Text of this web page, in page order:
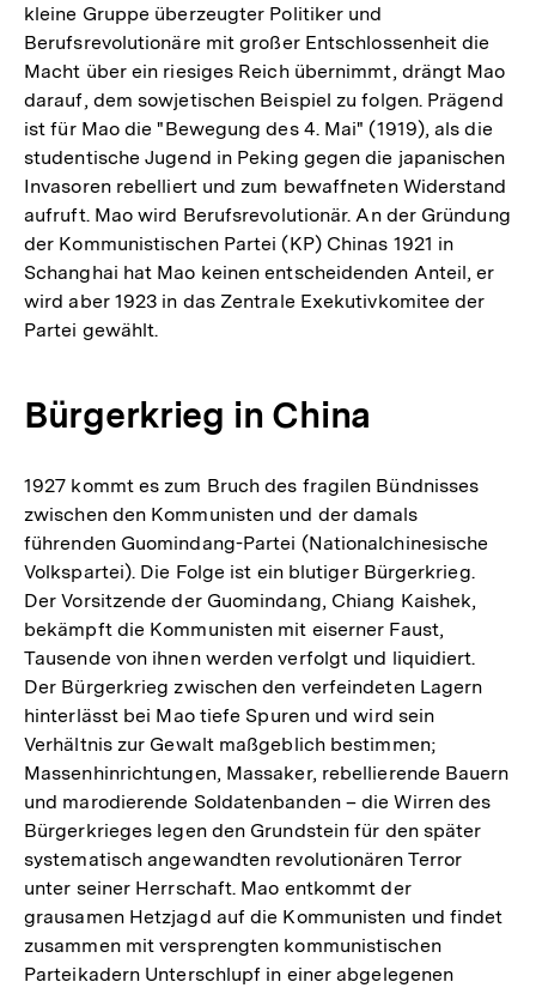
kleine Gruppe überzeugter Politiker und
Berufsrevolutionäre mit großer Entschlossenheit die
Macht über ein riesiges Reich übernimmt, drängt Mao
darauf, dem sowjetischen Beispiel zu folgen. Prägend
ist für Mao die "Bewegung des 4. Mai" (1919), als die
studentische Jugend in Peking gegen die japanischen
Invasoren rebelliert und zum bewaffneten Widerstand
aufruft. Mao wird Berufsrevolutionär. An der Gründung
der Kommunistischen Partei (KP) Chinas 1921 in
Schanghai hat Mao keinen entscheidenden Anteil, er
wird aber 1923 in das Zentrale Exekutivkomitee der
Partei gewählt.
Bürgerkrieg in China
1927 kommt es zum Bruch des fragilen Bündnisses
zwischen den Kommunisten und der damals
führenden Guomindang-Partei (Nationalchinesische
Volkspartei). Die Folge ist ein blutiger Bürgerkrieg.
Der Vorsitzende der Guomindang, Chiang Kaishek,
bekämpft die Kommunisten mit eiserner Faust,
Tausende von ihnen werden verfolgt und liquidiert.
Der Bürgerkrieg zwischen den verfeindeten Lagern
hinterlässt bei Mao tiefe Spuren und wird sein
Verhältnis zur Gewalt maßgeblich bestimmen;
Massenhinrichtungen, Massaker, rebellierende Bauern
und marodierende Soldatenbanden – die Wirren des
Bürgerkrieges legen den Grundstein für den später
systematisch angewandten revolutionären Terror
unter seiner Herrschaft. Mao entkommt der
grausamen Hetzjagd auf die Kommunisten und findet
zusammen mit versprengten kommunistischen
Parteikadern Unterschlupf in einer abgelegenen